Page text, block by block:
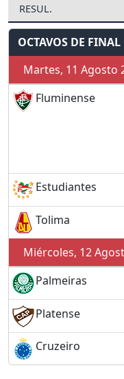
RESUL.
OCTAVOS DE FINAL
Martes, 11 Agosto
Fluminense
Estudiantes
Tolima
Miércoles, 12
Palmeiras
Platense
Cruzeiro